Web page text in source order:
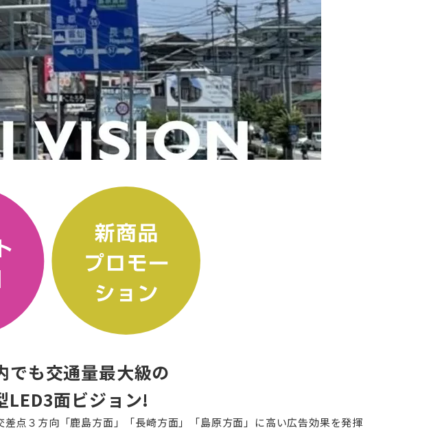
でも交通量最大級の
LED3面ビジョン!
点３方向「鹿島方面」「長崎方面」「島原方面」に高い広告効果を発揮